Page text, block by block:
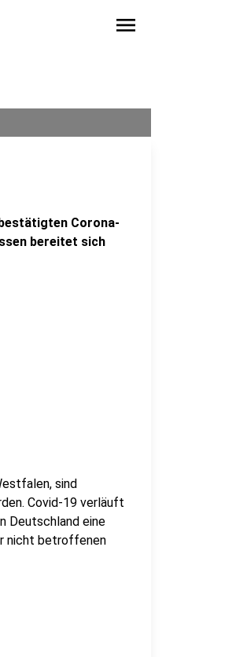
menu
Corona-
bereitet sich
sind
Covid-19 verläuft
Deutschland eine
nicht betroffenen